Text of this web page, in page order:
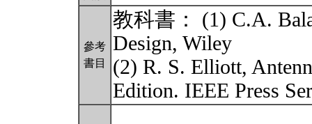
參考
書目
教科書： (1) C.A.
Design, Wiley
(2) R. S. Elliott,
Edition. IEEE Press